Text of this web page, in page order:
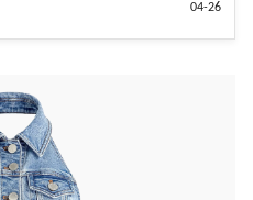
04-26